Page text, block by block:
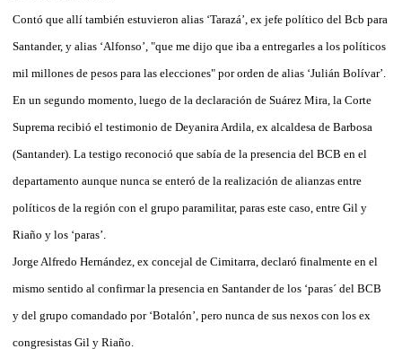
Contó que allí también estuvieron alias ‘Tarazá’, ex jefe político del Bcb para
Santander, y alias ‘Alfonso’, "que me dijo que iba a entregarles a los políticos
mil millones de pesos para las elecciones" por orden de alias ‘Julián Bolívar’.
En un segundo momento, luego de la declaración de Suárez Mira, la Corte
Suprema recibió el testimonio de Deyanira Ardila, ex alcaldesa de Barbosa
(Santander). La testigo reconoció que sabía de la presencia del BCB en el
departamento aunque nunca se enteró de la realización de alianzas entre
políticos de la región con el grupo paramilitar, paras este caso, entre Gil y
Riaño y los ‘paras’.
Jorge Alfredo Hernández, ex concejal de Cimitarra, declaró finalmente en el
mismo sentido al confirmar la presencia en Santander de los ‘paras´ del BCB
y del grupo comandado por ‘Botalón’, pero nunca de sus nexos con los ex
congresistas Gil y Riaño.